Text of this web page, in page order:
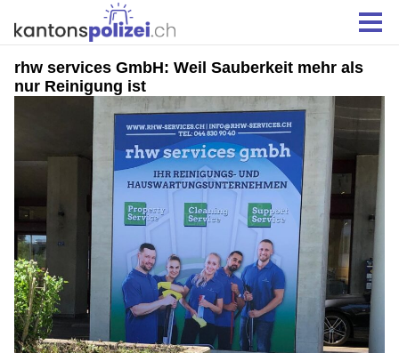
rhw services GmbH: Weil Sauberkeit mehr als
nur Reinigung ist